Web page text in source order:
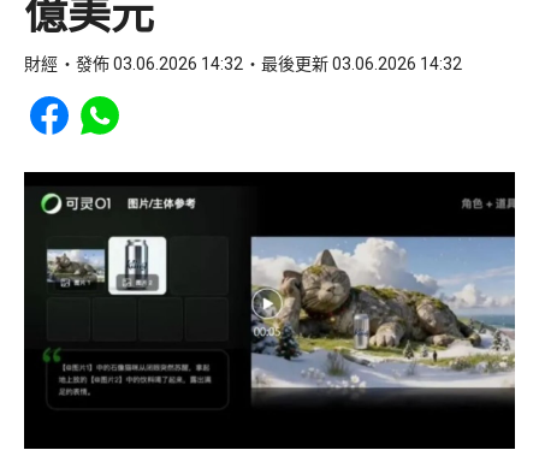
億美元
財經 發佈 03.06.2026 14:32 最後更新 03.06.2026 14:32
Share to Facebook
Share to WhatsApp